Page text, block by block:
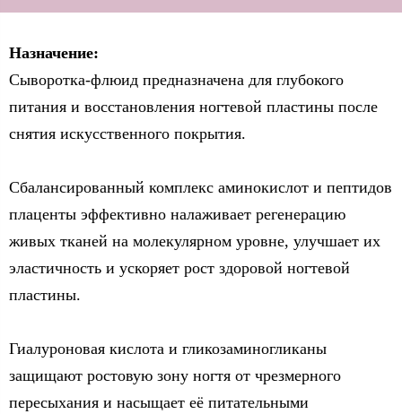
Назначение:
Сыворотка-флюид предназначена для глубокого
питания и восстановления ногтевой пластины после
снятия искусственного покрытия.
Сбалансированный комплекс аминокислот и пептидов
плаценты эффективно налаживает регенерацию
живых тканей на молекулярном уровне, улучшает их
эластичность и ускоряет рост здоровой ногтевой
пластины.
Гиалуроновая кислота и гликозаминогликаны
защищают ростовую зону ногтя от чрезмерного
пересыхания и насыщает её питательными